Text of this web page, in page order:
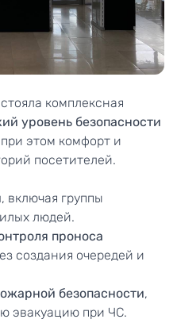
комплексная
уровень безопасности
этом комфорт и
посетителей.
, включая группы
людей.
проноса
создания очередей и
безопасности,
эвакуацию при ЧС.